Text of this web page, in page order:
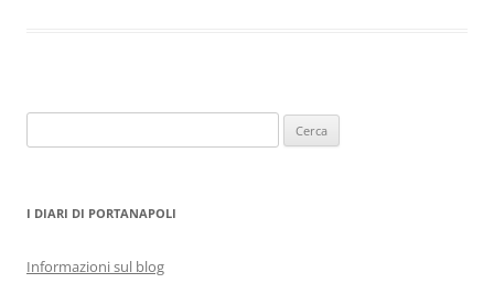
per:
I DIARI DI PORTANAPOLI
Informazioni sul blog